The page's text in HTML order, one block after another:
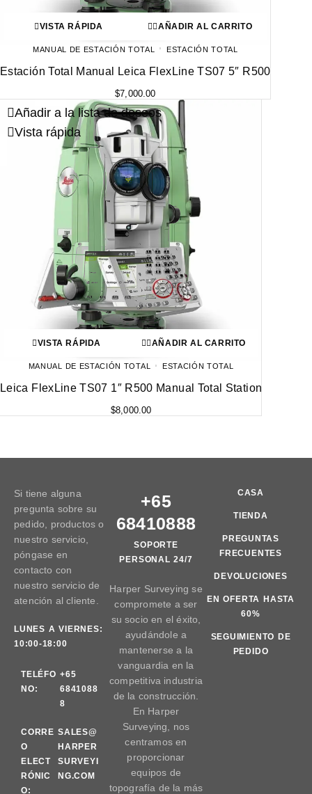
VISTA RÁPIDA AÑADIR AL CARRITO
MANUAL DE ESTACIÓN TOTAL ESTACIÓN TOTAL
Estación Total Manual Leica FlexLine TS07 5″ R500
$7,000.00
Añadir a la lista de deseos
Vista rápida
VISTA RÁPIDA AÑADIR AL CARRITO
MANUAL DE ESTACIÓN TOTAL ESTACIÓN TOTAL
Leica FlexLine TS07 1″ R500 Manual Total Station
$8,000.00
Si tiene alguna
pregunta sobre su
pedido, productos o
nuestro servicio,
póngase en
contacto con
nuestro servicio de
atención al cliente.
LUNES A VIERNES:
10:00-18:00
TELÉFO
NO:
+65
6841088
8
CORRE
O
ELECT
RÓNIC
O:
SALES@
HARPER
SURVEYI
NG.COM
+65
68410888
SOPORTE
PERSONAL 24/7
Harper Surveying se
compromete a ser
su socio en el éxito,
ayudándole a
mantenerse a la
vanguardia en la
competitiva industria
de la construcción.
En Harper
Surveying, nos
centramos en
proporcionar
equipos de
topografía de la más
CASA
TIENDA
PREGUNTAS
FRECUENTES
DEVOLUCIONES
EN OFERTA HASTA
60%
SEGUIMIENTO DE
PEDIDO